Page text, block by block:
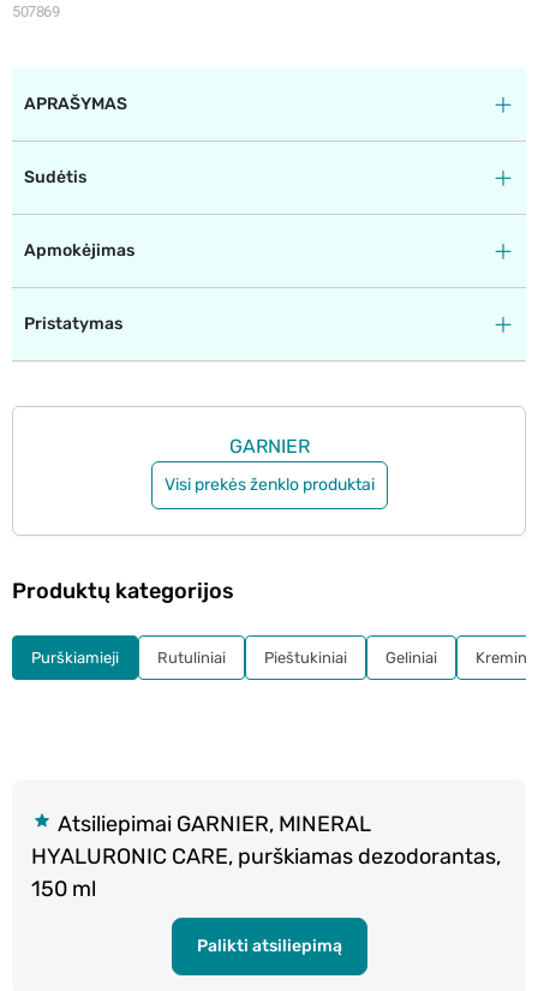
507869
APRAŠYMAS
Sudėtis
Apmokėjimas
Pristatymas
GARNIER
Visi prekės ženklo produktai
Atsiliepimai GARNIER, MINERAL
HYALURONIC CARE, purškiamas dezodorantas,
150 ml
Palikti atsiliepimą
Produktų kategorijos
Purškiamieji Rutuliniai Pieštukiniai Geliniai